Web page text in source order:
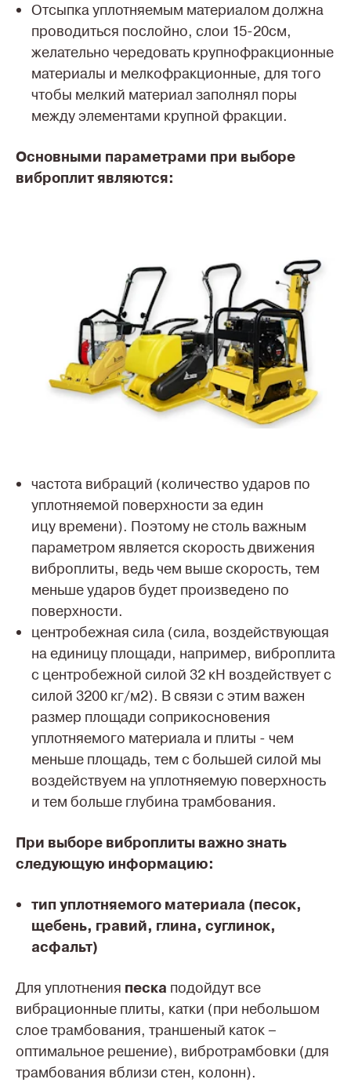
Отсыпка уплотняемым материалом должна
проводиться послойно, слои 15-20см,
желательно чередовать крупнофракционные
материалы и мелкофракционные, для того
чтобы мелкий материал заполнял поры
между элементами крупной фракции.
Основными параметрами при выборе
виброплит являются:
частота вибраций (количество ударов по
уплотняемой поверхности за един
ицу времени). Поэтому не столь важным
параметром является скорость движения
виброплиты, ведь чем выше скорость, тем
меньше ударов будет произведено по
поверхности.
центробежная сила (сила, воздействующая
на единицу площади, например, виброплита
с центробежной силой 32 кН воздействует с
силой 3200 кг/м2). В связи с этим важен
размер площади соприкосновения
уплотняемого материала и плиты - чем
меньше площадь, тем с большей силой мы
воздействуем на уплотняемую поверхность
и тем больше глубина трамбования.
При выборе виброплиты важно знать
следующую информацию:
тип уплотняемого материала (песок,
щебень, гравий, глина, суглинок,
асфальт)
Для уплотнения песка подойдут все
вибрационные плиты, катки (при небольшом
слое трамбования, траншеный каток –
оптимальное решение), вибротрамбовки (для
трамбования вблизи стен, колонн).